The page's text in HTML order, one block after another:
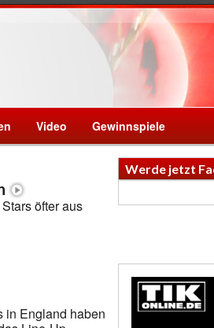
Video Gewinnspiele
öfter aus
in England haben
Werde jetzt